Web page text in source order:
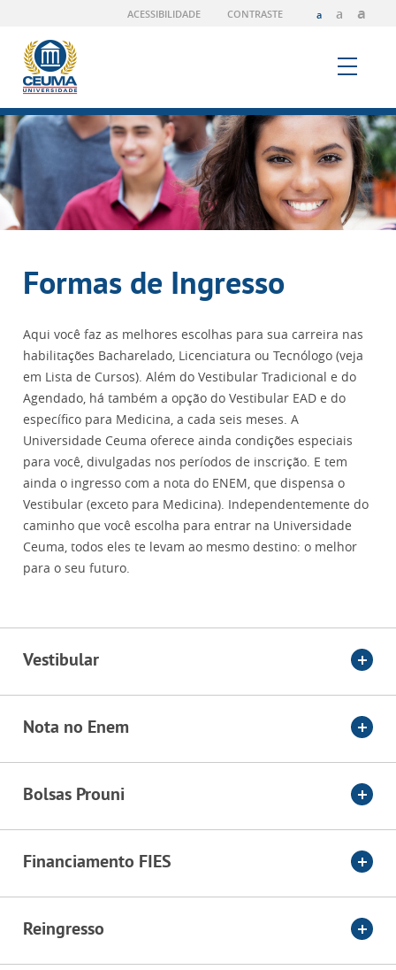
ACESSIBILIDADE CONTRASTE a a a
Formas de Ingresso
Aqui você faz as melhores escolhas para sua carreira nas
habilitações Bacharelado, Licenciatura ou Tecnólogo (veja
em Lista de Cursos). Além do Vestibular Tradicional e do
Agendado, há também a opção do Vestibular EAD e do
específico para Medicina, a cada seis meses. A
Universidade Ceuma oferece ainda condições especiais
para você, divulgadas nos períodos de inscrição. E tem
ainda o ingresso com a nota do ENEM, que dispensa o
Vestibular (exceto para Medicina). Independentemente do
caminho que você escolha para entrar na Universidade
Ceuma, todos eles te levam ao mesmo destino: o melhor
para o seu futuro.
Vestibular
Nota no Enem
Bolsas Prouni
Financiamento FIES
Reingresso